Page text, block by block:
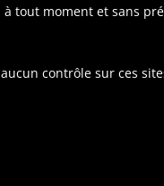
tout moment et sans
contrôle sur ces